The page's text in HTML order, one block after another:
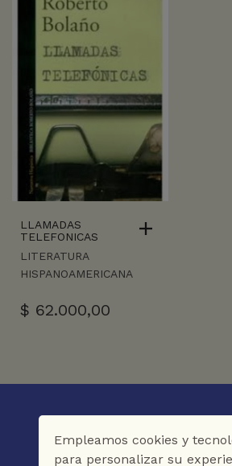
LLAMADAS
TELEFONICAS
LITERATURA
HISPANOAMERICANA
$ 62.000,00
Empleamos cookies y
para personalizar su